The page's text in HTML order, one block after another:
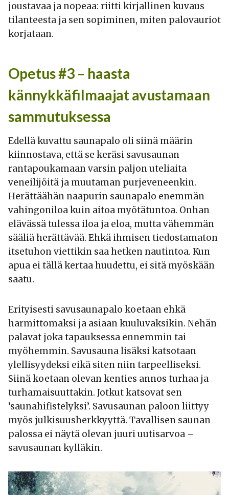
joustavaa ja nopeaa: riitti kirjallinen kuvaus
tilanteesta ja sen sopiminen, miten palovauriot
korjataan.
Opetus #3 – haasta
kännykkäfilmaajat avustamaan
sammutuksessa
Edellä kuvattu saunapalo oli siinä määrin
kiinnostava, että se keräsi savusaunan
rantapoukamaan varsin paljon uteliaita
veneilijöitä ja muutaman purjeveneenkin.
Herättäähän naapurin saunapalo enemmän
vahingoniloa kuin aitoa myötätuntoa. Onhan
elävässä tulessa iloa ja eloa, mutta vähemmän
sääliä herättävää. Ehkä ihmisen tiedostamaton
itsetuhon viettikin saa hetken nautintoa. Kun
apua ei tällä kertaa huudettu, ei sitä myöskään
saatu.
Erityisesti savusaunapalo koetaan ehkä
harmittomaksi ja asiaan kuuluvaksikin. Nehän
palavat joka tapauksessa ennemmin tai
myöhemmin. Savusauna lisäksi katsotaan
ylellisyydeksi eikä siten niin tarpeelliseksi.
Siinä koetaan olevan kenties annos turhaa ja
turhamaisuuttakin. Jotkut katsovat sen
’saunahifistelyksi’. Savusaunan paloon liittyy
myös julkisuusherkkyyttä. Tavallisen saunan
palossa ei näytä olevan juuri uutisarvoa –
savusaunan kylläkin.